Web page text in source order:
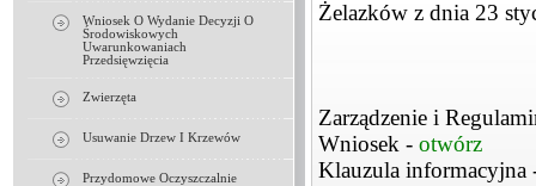
Wniosek O Wydanie Decyzji O
Środowiskowych
Uwarunkowaniach
Przedsięwzięcia
Zwierzęta
Usuwanie Drzew I Krzewów
Przydomowe Oczyszczalnie
Żelazków z dnia 23
Zarządzenie i
Wniosek - otwórz
Klauzula